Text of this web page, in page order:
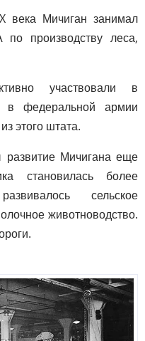
века Мичиган занимал
производству леса,
участвовали в
федеральной армии
этого штата.
Мичигана еще
становилась более
сельское
животноводство.